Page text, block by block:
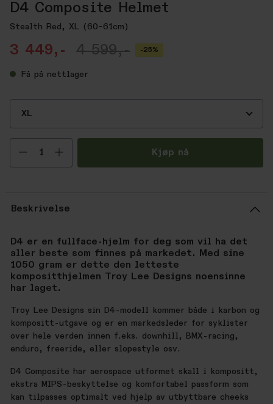
D4 Composite Helmet
Stealth Red, XL (60-61cm)
3 449,- 4 599,- -25%
Få på nettlager
XL
Velg antall Kjøp nå
Beskrivelse
D4 er en fullface-hjelm for deg som vil ha det
aller beste som finnes på markedet. Med sine
1050 gram er dette den letteste
kompositthjelmen Troy Lee Designs noensinne
har laget.
Troy Lee Designs sin D4-modell kommer både i karbon og
kompositt-utgave og er en markedsleder for syklister
over hele verden innen f.eks. downhill, BMX-racing,
enduro, freeride, eller slopestyle osv.
D4 Composite har aerospace utformet skall i kompositt,
ekstra MIPS-beskyttelse og komfortabel passform som
kan tilpasses optimalt ved hjelp av utbyttbare cheeks